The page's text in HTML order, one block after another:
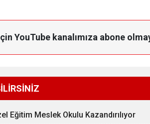
YouTube kanalımıza abone
Eğitim Meslek Okulu Kazandırılıyor